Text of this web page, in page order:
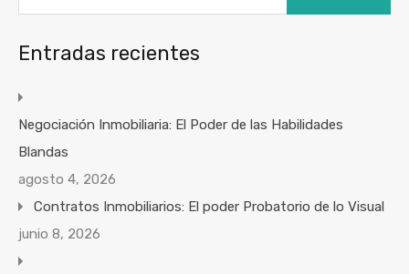
Entradas recientes
Negociación Inmobiliaria: El Poder de las Habilidades
Blandas
agosto 4, 2026
Contratos Inmobiliarios: El poder Probatorio de lo Visual
junio 8, 2026